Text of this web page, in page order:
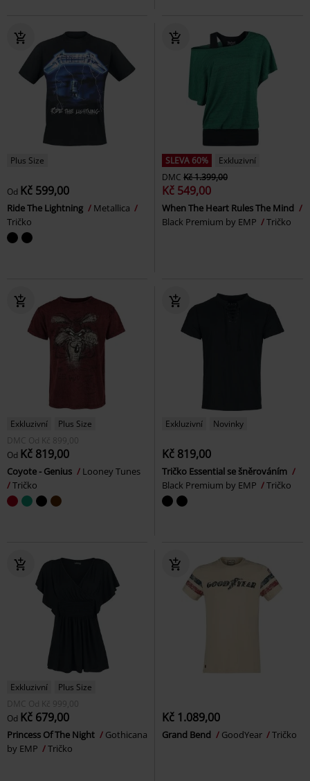
Plus Size
Od Kč 599,00
Ride The Lightning
Metallica
Tričko
SLEVA 60%
Exkluzivní
DMC Kč 1.399,00
Kč 549,00
When The Heart Rules The Mind
Black Premium by EMP
Tričko
Exkluzivní
Plus Size
DMC Od Kč 899,00
Od Kč 819,00
Coyote - Genius
Looney Tunes
Tričko
Exkluzivní Novinky
Kč 819,00
Tričko Essential se šněrováním
Black Premium by EMP
Tričko
Exkluzivní
Plus Size
DMC Od Kč 999,00
Od Kč 679,00
Princess Of The Night
Gothicana
by EMP
Tričko
Kč 1.089,00
Grand Bend GoodYear Tričko